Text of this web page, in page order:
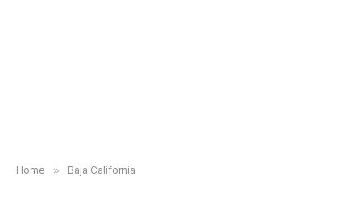
Home » Baja California